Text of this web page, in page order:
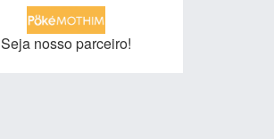
Seja nosso parceiro!